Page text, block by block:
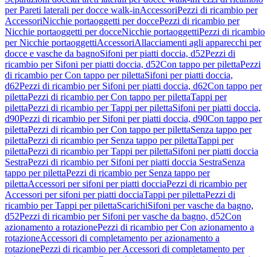
per Pareti laterali per docce walk-inAccessoriPezzi di ricambio per
AccessoriNicchie portaoggetti per doccePezzi di ricambio per
Nicchie portaoggetti per docceNicchie portaoggettiPezzi di ricambio
per Nicchie portaoggettiAccessoriAllacciamenti agli apparecchi per
docce e vasche da bagnoSifoni per piatti doccia, d52Pezzi di
ricambio per Sifoni per piatti doccia, d52Con tappo per pilettaPezzi
di ricambio per Con tappo per pilettaSifoni per piatti doccia,
d62Pezzi di ricambio per Sifoni per piatti doccia, d62Con tappo per
pilettaPezzi di ricambio per Con tappo per pilettaTappi per
pilettaPezzi di ricambio per Tappi per pilettaSifoni per piatti doccia,
d90Pezzi di ricambio per Sifoni per piatti doccia, d90Con tappo per
pilettaPezzi di ricambio per Con tappo per pilettaSenza tappo per
pilettaPezzi di ricambio per Senza tappo per pilettaTappi per
pilettaPezzi di ricambio per Tappi per pilettaSifoni per piatti doccia
SestraPezzi di ricambio per Sifoni per piatti doccia SestraSenza
tappo per pilettaPezzi di ricambio per Senza tappo per
pilettaAccessori per sifoni per piatti docciaPezzi di ricambio per
Accessori per sifoni per piatti docciaTappi per pilettaPezzi di
ricambio per Tappi per pilettaScarichiSifoni per vasche da bagno,
d52Pezzi di ricambio per Sifoni per vasche da bagno, d52Con
azionamento a rotazionePezzi di ricambio per Con azionamento a
rotazioneAccessori di completamento per azionamento a
rotazionePezzi di ricambio per Accessori di completamento per